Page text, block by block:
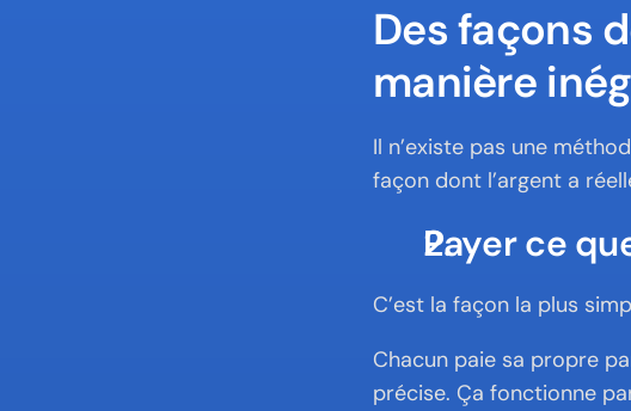
Des façons
manière
Il n’existe pas une
façon dont l’argent a
Payer ce
C’est la façon la plus
Chacun paie sa propre
précise. Ça fonctionne